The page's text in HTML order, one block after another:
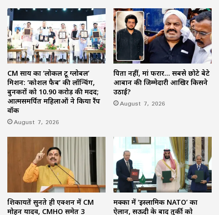
CM साय का ‘लोकल टू ग्लोबल’
मिशन: ‘कोशल फैब’ की लॉन्चिंग,
बुनकरों को 10.90 करोड़ की मदद;
आत्मसमर्पित महिलाओं ने किया रैंप
वॉक
August 7, 2026
पिता नहीं, मां फरार… सबसे छोटे बेटे
आबान की जिम्मेदारी आखिर किसने
उठाई?
August 7, 2026
शिकायतें सुनते ही एक्शन में CM
मोहन यादव, CMHO समेत 3
मक्का में ‘इस्लामिक NATO’ का
ऐलान, सऊदी के बाद तुर्की को